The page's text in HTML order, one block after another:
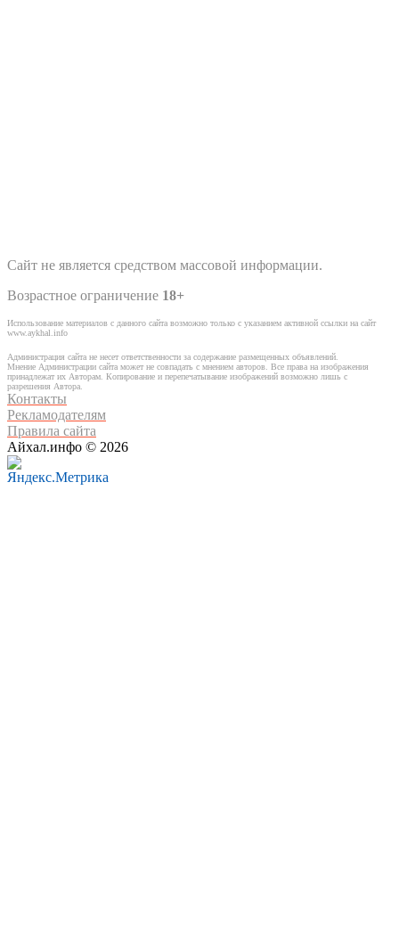
Сайт не является средством массовой информации.
Возрастное ограничение 18+
Использование материалов с данного сайта возможно только с указанием активной ссылки на сайт
www.aykhal.info
Администрация сайта не несет ответственности за содержание размещенных объявлений.
Мнение Администрации сайта может не совпадать с мнением авторов. Все права на изображения
принадлежат их Авторам. Копирование и перепечатывание изображений возможно лишь с
разрешения Автора.
Контакты
Рекламодателям
Правила сайта
Айхал.инфо © 2026